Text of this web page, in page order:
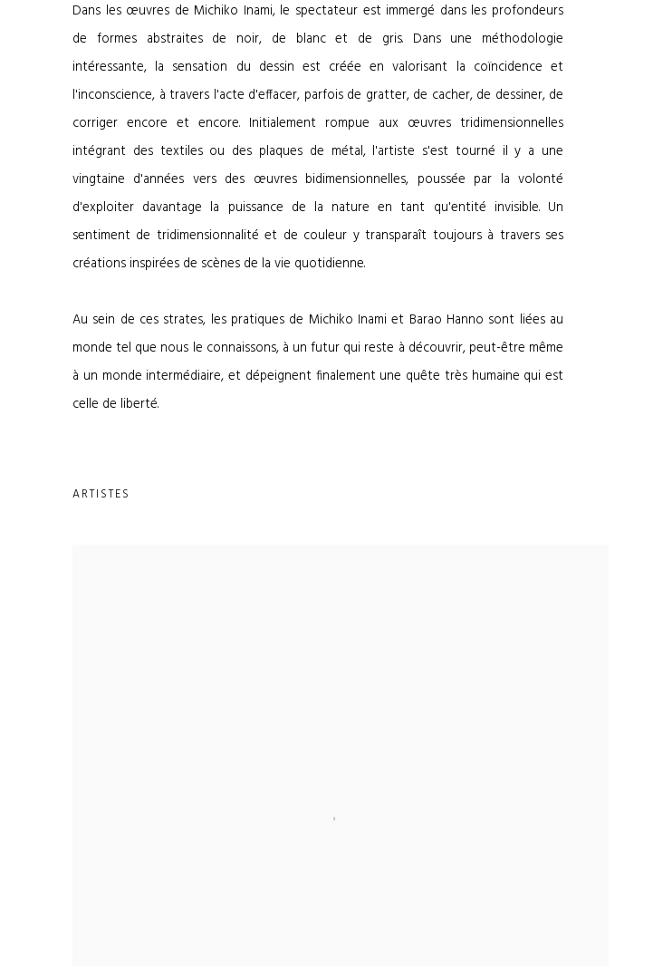
Dans les œuvres de Michiko Inami, le spectateur est immergé dans les profondeurs
de formes abstraites de noir, de blanc et de gris. Dans une méthodologie
intéressante, la sensation du dessin est créée en valorisant la coïncidence et
l'inconscience, à travers l'acte d'effacer, parfois de gratter, de cacher, de dessiner, de
corriger encore et encore. Initialement rompue aux œuvres tridimensionnelles
intégrant des textiles ou des plaques de métal, l'artiste s'est tourné il y a une
vingtaine d'années vers des œuvres bidimensionnelles, poussée par la volonté
d'exploiter davantage la puissance de la nature en tant qu'entité invisible. Un
sentiment de tridimensionnalité et de couleur y transparaît toujours à travers ses
créations inspirées de scènes de la vie quotidienne.
Au sein de ces strates, les pratiques de Michiko Inami et Barao Hanno sont liées au
monde tel que nous le connaissons, à un futur qui reste à découvrir, peut-être même
à un monde intermédiaire, et dépeignent finalement une quête très humaine qui est
celle de liberté.
ARTISTES